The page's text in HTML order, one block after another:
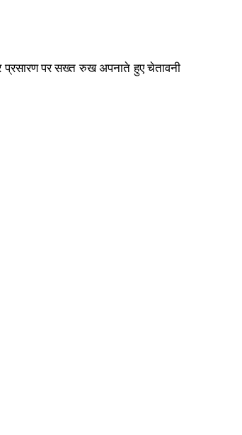
प्रसारण पर सख्त रुख अपनाते हुए चेतावनी